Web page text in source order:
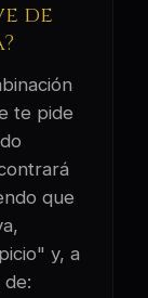
de
te pide
que
y, a
de: